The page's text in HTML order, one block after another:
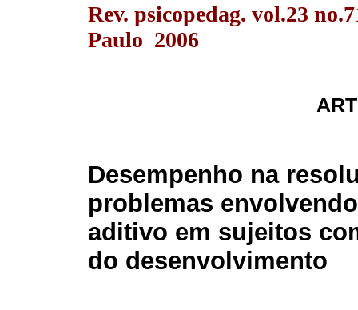
Rev. psicopedag. vol.23
Paulo 2006
Desempenho na
problemas
aditivo em sujeitos
do desenvolvimento